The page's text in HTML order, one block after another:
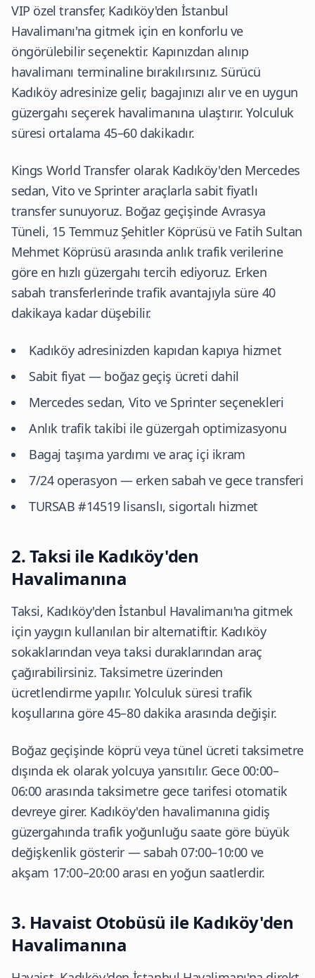
VIP özel transfer, Kadıköy'den İstanbul
Havalimanı'na gitmek için en konforlu ve
öngörülebilir seçenektir. Kapınızdan alınıp
havalimanı terminaline bırakılırsınız. Sürücü
Kadıköy adresinize gelir, bagajınızı alır ve en uygun
güzergahı seçerek havalimanına ulaştırır. Yolculuk
süresi ortalama 45–60 dakikadır.
Kings World Transfer olarak Kadıköy'den Mercedes
sedan, Vito ve Sprinter araçlarla sabit fiyatlı
transfer sunuyoruz. Boğaz geçişinde Avrasya
Tüneli, 15 Temmuz Şehitler Köprüsü ve Fatih Sultan
Mehmet Köprüsü arasında anlık trafik verilerine
göre en hızlı güzergahı tercih ediyoruz. Erken
sabah transferlerinde trafik avantajıyla süre 40
dakikaya kadar düşebilir.
Kadıköy adresinizden kapıdan kapıya hizmet
Sabit fiyat — boğaz geçiş ücreti dahil
Mercedes sedan, Vito ve Sprinter seçenekleri
Anlık trafik takibi ile güzergah optimizasyonu
Bagaj taşıma yardımı ve araç içi ikram
7/24 operasyon — erken sabah ve gece transferi
TURSAB #14519 lisanslı, sigortalı hizmet
2. Taksi ile Kadıköy'den
Havalimanına
Taksi, Kadıköy'den İstanbul Havalimanı'na gitmek
için yaygın kullanılan bir alternatiftir. Kadıköy
sokaklarından veya taksi duraklarından araç
çağırabilirsiniz. Taksimetre üzerinden
ücretlendirme yapılır. Yolculuk süresi trafik
koşullarına göre 45–80 dakika arasında değişir.
Boğaz geçişinde köprü veya tünel ücreti taksimetre
dışında ek olarak yolcuya yansıtılır. Gece 00:00–
06:00 arasında taksimetre gece tarifesi otomatik
devreye girer. Kadıköy'den havalimanına gidiş
güzergahında trafik yoğunluğu saate göre büyük
değişkenlik gösterir — sabah 07:00–10:00 ve
akşam 17:00–20:00 arası en yoğun saatlerdir.
3. Havaist Otobüsü ile Kadıköy'den
Havalimanına